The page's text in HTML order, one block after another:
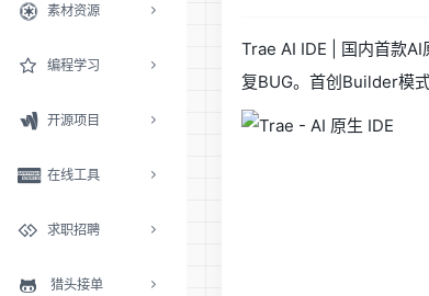
素材资源
编程学习
开源项目
在线工具
求职招聘
猎头接单
Trae AI IDE | 国内首款
复BUG。首创Builder模